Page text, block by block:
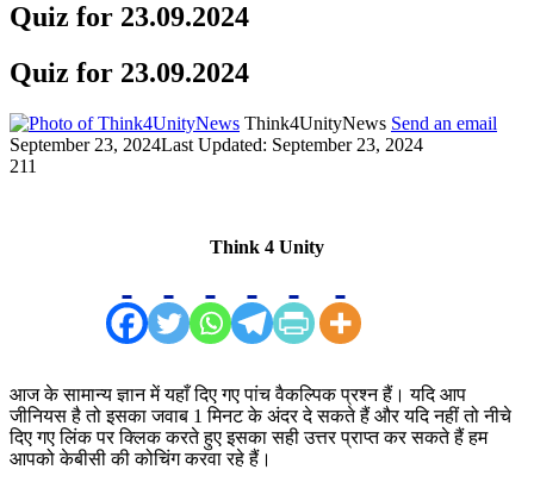
Quiz for 23.09.2024
Quiz for 23.09.2024
Think4UnityNews Send an email
September 23, 2024Last Updated: September 23, 2024
211
Think 4 Unity
आज के सामान्य ज्ञान में यहाँ दिए गए पांच वैकल्पिक प्रश्न हैं। यदि आप
जीनियस है तो इसका जवाब 1 मिनट के अंदर दे सकते हैं और यदि नहीं तो नीचे
दिए गए लिंक पर क्लिक करते हुए इसका सही उत्तर प्राप्त कर सकते हैं हम
आपको केबीसी की कोचिंग करवा रहे हैं।